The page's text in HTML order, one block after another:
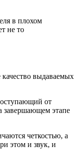
в плохом
не то
выдаваемых
от
завершающем этапе
четкостью, а
этом и звук, и